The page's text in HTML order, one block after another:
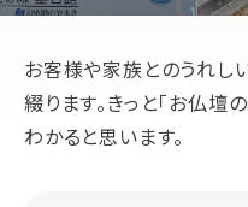
静岡のお盆
盆提灯・初盆で使う品・そ
main service
お客様や家族とのうれし
綴ります。きっと「お仏壇
わかると思います。